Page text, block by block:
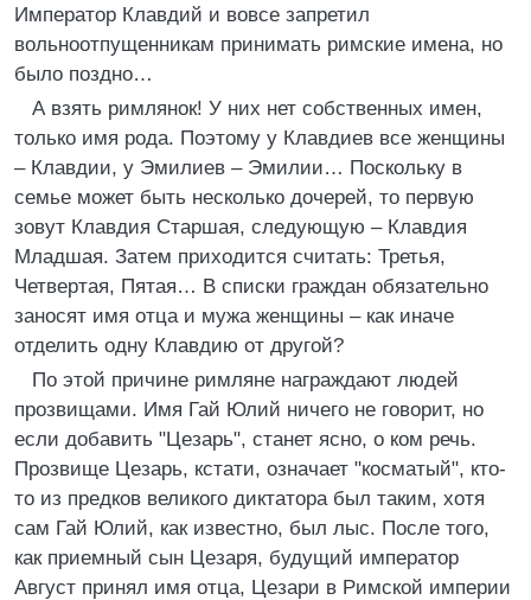
Император Клавдий и вовсе запретил
вольноотпущенникам принимать римские имена, но
было поздно…
А взять римлянок! У них нет собственных имен,
только имя рода. Поэтому у Клавдиев все женщины
– Клавдии, у Эмилиев – Эмилии… Поскольку в
семье может быть несколько дочерей, то первую
зовут Клавдия Старшая, следующую – Клавдия
Младшая. Затем приходится считать: Третья,
Четвертая, Пятая… В списки граждан обязательно
заносят имя отца и мужа женщины – как иначе
отделить одну Клавдию от другой?
По этой причине римляне награждают людей
прозвищами. Имя Гай Юлий ничего не говорит, но
если добавить "Цезарь", станет ясно, о ком речь.
Прозвище Цезарь, кстати, означает "косматый", кто-
то из предков великого диктатора был таким, хотя
сам Гай Юлий, как известно, был лыс. После того,
как приемный сын Цезаря, будущий император
Август принял имя отца, Цезари в Римской империи